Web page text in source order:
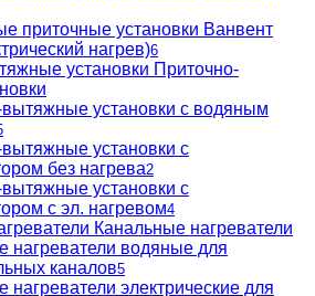
приточные установки Ванвент
нагрев)6
Приточно-
установки с водяным
установки с
без нагрева2
установки с
с эл. нагревом4
Канальные нагреватели
нагреватели водяные для
каналов5
нагреватели электрические для